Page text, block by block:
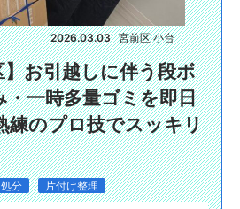
2026.03.03 宮前区 小台
】お引越しに伴う段ボ
・一時多量ゴミを即日
練のプロ技でスッキリ
分 片付け整理